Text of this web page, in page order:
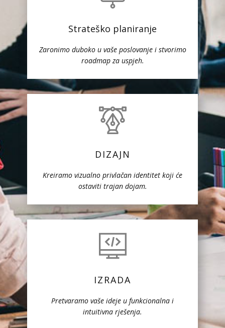
Strateško planiranje
Zaronimo duboko u vaše poslovanje i stvorimo
roadmap za uspjeh.
DIZAJN
Kreiramo vizualno privlačan identitet koji će
ostaviti trajan dojam.
IZRADA
Pretvaramo vaše ideje u funkcionalna i
intuitivna rješenja.